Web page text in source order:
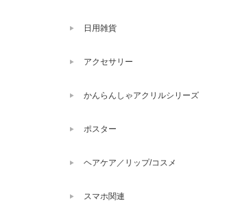
日用雑貨
アクセサリー
かんらんしゃアクリルシリーズ
ポスター
ヘアケア／リップ/コスメ
スマホ関連